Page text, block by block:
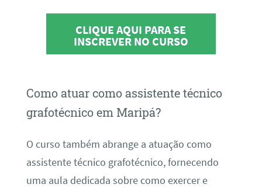
CLIQUE AQUI PARA SE
INSCREVER NO CURSO
Como atuar como assistente técnico
grafotécnico em Maripá?
O curso também abrange a atuação como
assistente técnico grafotécnico, fornecendo
uma aula dedicada sobre como exercer e